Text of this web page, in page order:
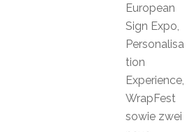
European
Sign Expo,
Personalisa
tion
Experience,
WrapFest
sowie zwei